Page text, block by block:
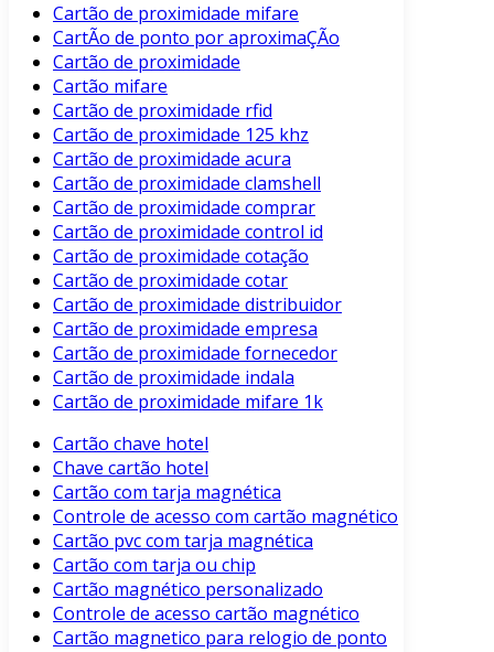
Cartão de proximidade mifare
CartÃo de ponto por aproximaÇÃo
Cartão de proximidade
Cartão mifare
Cartão de proximidade rfid
Cartão de proximidade 125 khz
Cartão de proximidade acura
Cartão de proximidade clamshell
Cartão de proximidade comprar
Cartão de proximidade control id
Cartão de proximidade cotação
Cartão de proximidade cotar
Cartão de proximidade distribuidor
Cartão de proximidade empresa
Cartão de proximidade fornecedor
Cartão de proximidade indala
Cartão de proximidade mifare 1k
Cartão chave hotel
Chave cartão hotel
Cartão com tarja magnética
Controle de acesso com cartão magnético
Cartão pvc com tarja magnética
Cartão com tarja ou chip
Cartão magnético personalizado
Controle de acesso cartão magnético
Cartão magnetico para relogio de ponto